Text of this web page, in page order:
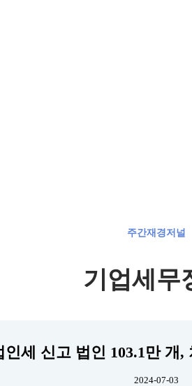
주간재경저널
기업세무
인세 신고 법인 103.1만 개,
2024-07-03